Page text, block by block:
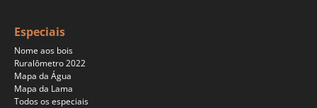
Especiais
Nome aos bois
Ruralômetro 2022
Mapa da Água
Mapa da Lama
Todos os especiais